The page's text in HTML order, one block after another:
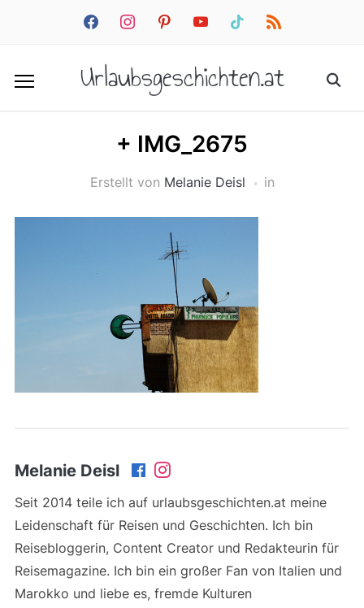
facebookinstagrampinterestyoutube tiktok rss
Urlaubsgeschichten.at
+ IMG_2675
Erstellt von Melanie Deisl in
Melanie Deisl
Seit 2014 teile ich auf urlaubsgeschichten.at meine
Leidenschaft für Reisen und Geschichten. Ich bin
Reisebloggerin, Content Creator und Redakteurin für
Reisemagazine. Ich bin ein großer Fan von Italien und
Marokko und liebe es, fremde Kulturen